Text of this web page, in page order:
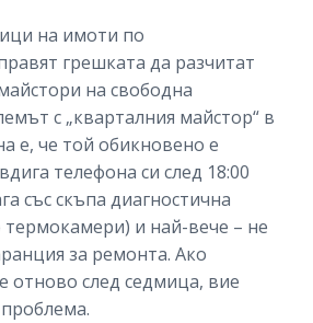
на имоти по
грешката да разчитат
на свободна
с „кварталния майстор“ в
е, че той обикновено е
телефона си след 18:00
със скъпа диагностична
термокамери) и най-вече – не
за ремонта. Ако
отново след седмица, вие